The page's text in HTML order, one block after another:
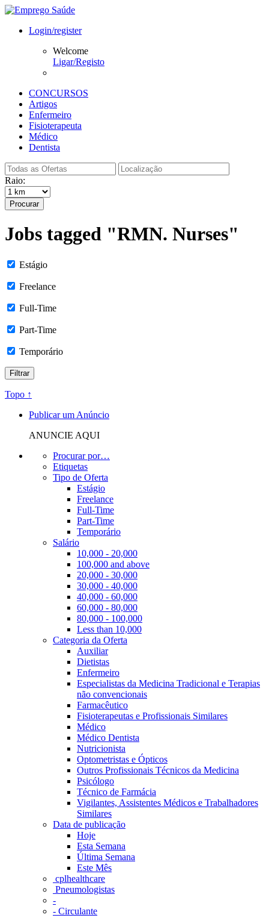
Login/register
Welcome
Ligar/Registo
CONCURSOS
Artigos
Enfermeiro
Fisioterapeuta
Médico
Dentista
Raio:
Procurar
Jobs tagged "RMN. Nurses"
Estágio
Freelance
Full-Time
Part-Time
Temporário
Topo ↑
Publicar um Anúncio
ANUNCIE AQUI
Procurar por…
Etiquetas
Tipo de Oferta
Estágio
Freelance
Full-Time
Part-Time
Temporário
Salário
10,000 - 20,000
100,000 and above
20,000 - 30,000
30,000 - 40,000
40,000 - 60,000
60,000 - 80,000
80,000 - 100,000
Less than 10,000
Categoria da Oferta
Auxiliar
Dietistas
Enfermeiro
Especialistas da Medicina Tradicional e Terapias
não convencionais
Farmacêutico
Fisioterapeutas e Profissionais Similares
Médico
Médico Dentista
Nutricionista
Optometristas e Ópticos
Outros Profissionais Técnicos da Medicina
Psicólogo
Técnico de Farmácia
Vigilantes, Assistentes Médicos e Trabalhadores
Similares
Data de publicação
Hoje
Esta Semana
Última Semana
Este Mês
‎ cplhealthcare‬
Pneumologistas
-
- Circulante